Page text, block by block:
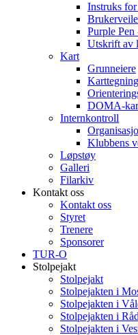
Instruks
Purple Pen
Utskrift av
Kart
Grunneiere
DOMA-
Internkontroll
Klubbens
Løpstøy
Galleri
Filarkiv
Kontakt oss
Kontakt oss
Styret
Trenere
Sponsorer
TUR-O
Stolpejakt
Stolpejakt
Stolpejakten i
Stolpejakten i
Stolpejakten i
Stolpejakten i